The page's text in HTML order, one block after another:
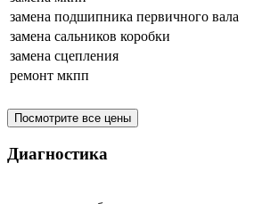
замена подшипника первичного вала
замена сальников коробки
замена сцепления
ремонт мкпп
Посмотрите все цены
Диагностика